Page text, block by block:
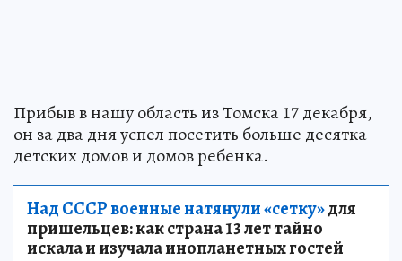
Прибыв в нашу область из Томска 17 декабря,
он за два дня успел посетить больше десятка
детских домов и домов ребенка.
Над СССР военные натянули «сетку»для
пришельцев: как страна 13 лет тайно
искала и изучала инопланетных гостей